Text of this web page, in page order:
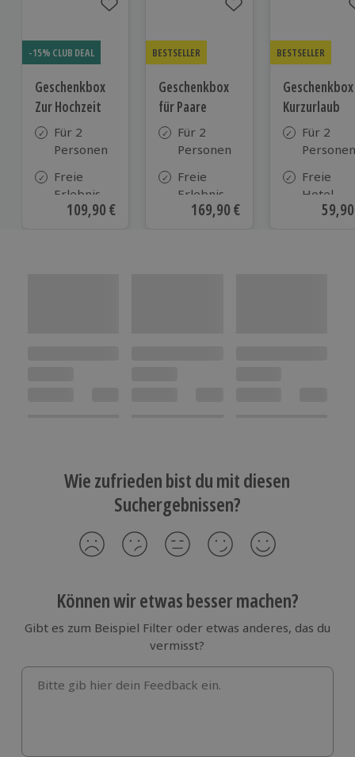
-15% CLUB DEAL
Geschenkbox
Zur Hochzeit
Für 2
Personen
Freie
Erlebnis-
Auswahl
Aktueller Preis
109,90 €
BESTSELLER
Geschenkbox
für Paare
Für 2
Personen
Freie
Erlebnis-
Auswahl
Aktueller Preis
169,90 €
BESTSELLER
Geschenkbox
Kurzurlaub
Für 2
Personen
Freie
Hotel-
Auswahl
Wie zufrieden bist du mit diesen
Suchergebnissen?
Können wir etwas besser machen?
Gibt es zum Beispiel Filter oder etwas anderes, das du
vermisst?
Bitte gib hier dein Feedback ein.